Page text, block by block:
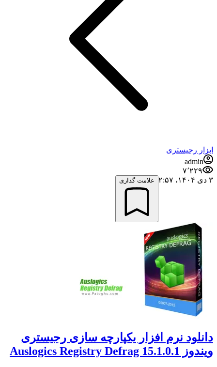
ابزار رجیستری
admin
۷٬۲۲۹
۳ دی ۱۴۰۴،‏ ۲:۵۷
علامت گذاری
دانلود نرم افزار یکپارچه سازی رجیستری
ویندوز Auslogics Registry Defrag 15.1.0.1